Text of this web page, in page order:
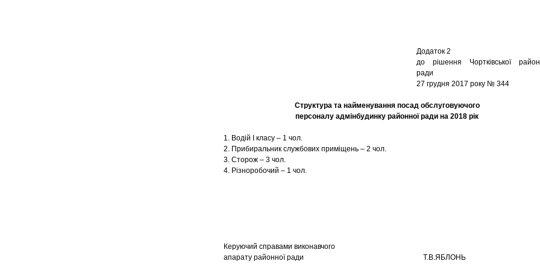
Додаток 2
до рішення Чортківської
ради
27 грудня 2017 року № 344
Структура та найменування посад обслуговуючого
персоналу адмінбудинку районної ради на 2018 рік
1. Водій І класу – 1 чол.
2. Прибиральник службових приміщень – 2 чол.
3. Сторож – 3 чол.
4. Різноробочий – 1 чол.
Керуючий справами виконавчого
апарату районної ради Т.В.ЯБЛОНЬ